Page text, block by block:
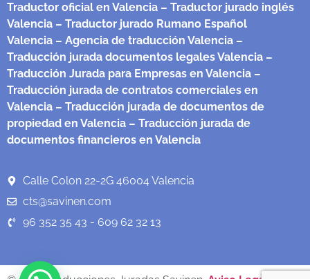
Traductor oficial en Valencia – Traductor jurado inglés
Valencia – Traductor jurado Rumano Español
Valencia – Agencia de traducción Valencia –
Traducción jurada documentos legales Valencia –
Traducción Jurada para Empresas en Valencia –
Traducción jurada de contratos comerciales en
Valencia – Traducción jurada de documentos de
propiedad en Valencia – Traducción jurada de
documentos financieros en Valencia
Calle Colon 22-2G 46004 Valencia
cts@savinen.com
96 352 35 43 - 609 62 32 13